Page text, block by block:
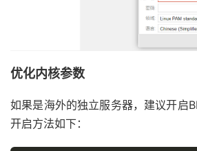
优化内核参数
如果是海外的独立服务器，建议开启
开启方法如下：